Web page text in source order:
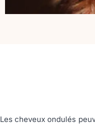
Les cheveux ondulés